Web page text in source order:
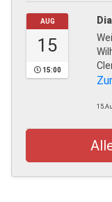
AUG
15
15:00